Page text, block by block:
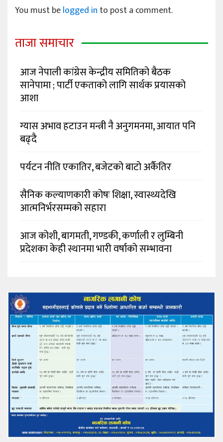
You must belogged in to post a comment.
ताजा समाचार
आज नेपाली कांग्रेस केन्द्रीय समितिको बैठक
सानेपामा ; पार्टी एकताको लागि सार्थक प्रयासको
आशा
ग्यास अभाव हटाउन मन्त्री नै अनुगमनमा, आयात पनि
बढ्दै
पर्यटन नीति एकातिर, बजेटको बाटो अर्कैतिर
सैनिक कल्याणकारी कोषः शिक्षा, स्वास्थ्यदेखि
आत्मनिर्भरसम्मको सहारा
आज कोशी, बागमती, गण्डकी, कर्णाली र लुम्बिनी
प्रदेशका केही स्थानमा भारी वर्षाको सम्भावना